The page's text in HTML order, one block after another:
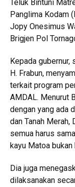
Teluk Bintuni
Panglima Kodam
Jopy Onesimus
Brigjen Pol
Kepada gubernur,
H. Frabun,
terkait program
AMDAL. Menurut
dengan yang ada
dan Tanah Merah,
semua harus
kayu Matoa bukan
Dia juga
dilaksanakan